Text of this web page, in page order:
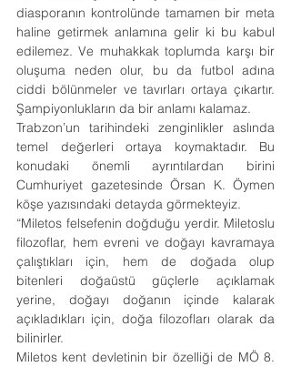
diasporanın kontrolünde tamamen bir meta
haline getirmek anlamına gelir ki bu kabul
edilemez. Ve muhakkak toplumda karşı bir
oluşuma neden olur, bu da futbol adına
ciddi bölünmeler ve tavırları ortaya çıkartır.
Şampiyonlukların da bir anlamı kalamaz.
Trabzon’un tarihindeki zenginlikler aslında
temel değerleri ortaya koymaktadır. Bu
konudaki önemli ayrıntılardan birini
Cumhuriyet gazetesinde Örsan K. Öymen
köşe yazısındaki detayda görmekteyiz.
“Miletos felsefenin doğduğu yerdir. Miletoslu
filozoflar, hem evreni ve doğayı kavramaya
çalıştıkları için, hem de doğada olup
bitenleri doğaüstü güçlerle açıklamak
yerine, doğayı doğanın içinde kalarak
açıkladıkları için, doğa filozofları olarak da
bilinirler.
Miletos kent devletinin bir özelliği de MÖ 8.